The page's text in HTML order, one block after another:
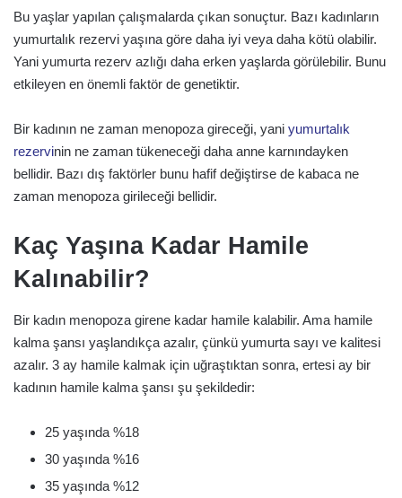
Bu yaşlar yapılan çalışmalarda çıkan sonuçtur. Bazı kadınların
yumurtalık rezervi yaşına göre daha iyi veya daha kötü olabilir.
Yani yumurta rezerv azlığı daha erken yaşlarda görülebilir. Bunu
etkileyen en önemli faktör de genetiktir.
Bir kadının ne zaman menopoza gireceği, yani yumurtalık
rezervinin ne zaman tükeneceği daha anne karnındayken
bellidir. Bazı dış faktörler bunu hafif değiştirse de kabaca ne
zaman menopoza girileceği bellidir.
Kaç Yaşına Kadar Hamile
Kalınabilir?
Bir kadın menopoza girene kadar hamile kalabilir. Ama hamile
kalma şansı yaşlandıkça azalır, çünkü yumurta sayı ve kalitesi
azalır. 3 ay hamile kalmak için uğraştıktan sonra, ertesi ay bir
kadının hamile kalma şansı şu şekildedir:
25 yaşında %18
30 yaşında %16
35 yaşında %12